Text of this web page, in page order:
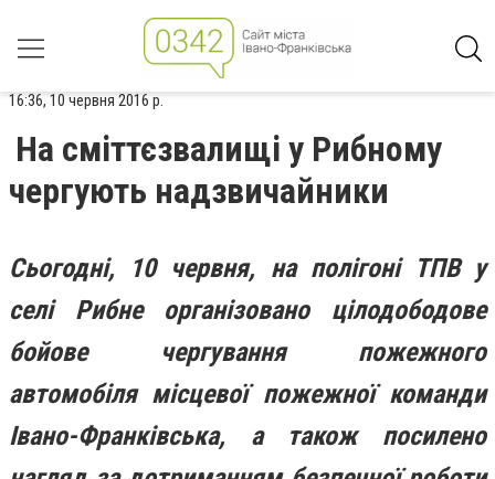
16:36, 10 червня 2016 р.
На сміттєзвалищі у Рибному
чергують надзвичайники
Сьогодні, 10 червня, на полігоні ТПВ у
селі Рибне організовано цілодободове
бойове чергування пожежного
автомобіля місцевої пожежної команди
Івано-Франківська, а також посилено